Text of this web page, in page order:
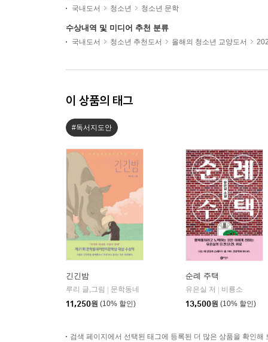
국내도서 청소년 청소년 문학
수상내역 및 미디어 추천 분류
국내도서 청소년 추천도서 올해의 청소년 교양도서
이 상품의 태그
#독서지도안
긴긴밤
루리 글,그림
문학동네
11,250원 (10% 할인)
순례 주택
유은실 저
비룡소
13,500원 (10% 할인)
검색 페이지에서 선택된 태그에 등록된 더 많은 상품을 확인해